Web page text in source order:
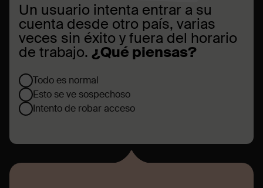
Un usuario intenta entrar a su
cuenta desde otro país, varias
veces sin éxito y fuera del horario
de trabajo. ¿Qué piensas?
Todo es normal
Esto se ve sospechoso
Intento de robar acceso